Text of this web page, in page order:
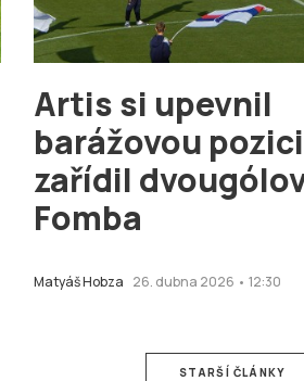
Artis si upevnil
barážovou
zařídil
Fomba
Matyáš Hobza 26. dubna 2026 • 12:30
STARŠÍ ČLÁNKY